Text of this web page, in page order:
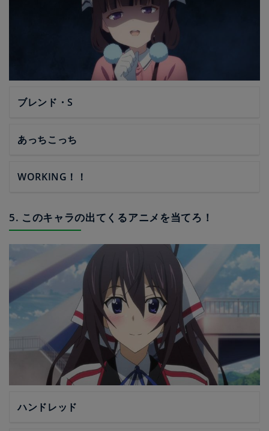
ブレンド・S
あっちこっち
WORKING！！
5. このキャラの出てくるアニメを当てろ！
ハンドレッド